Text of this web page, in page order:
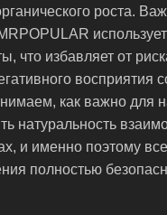
роста.
что избавляет от
восприятия
как важно для
натуральность
и именно поэтому
полностью